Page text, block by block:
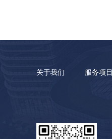
关于我们 服务项目